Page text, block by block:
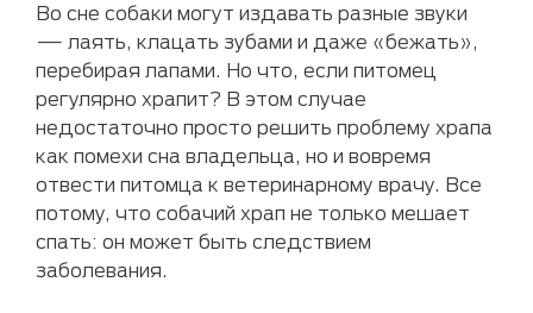
Во сне собаки могут издавать разные звуки
— лаять, клацать зубами и даже «бежать»,
перебирая лапами. Но что, если питомец
регулярно храпит? В этом случае
недостаточно просто решить проблему храпа
как помехи сна владельца, но и вовремя
отвести питомца к ветеринарному врачу. Все
потому, что собачий храп не только мешает
спать: он может быть следствием
заболевания.